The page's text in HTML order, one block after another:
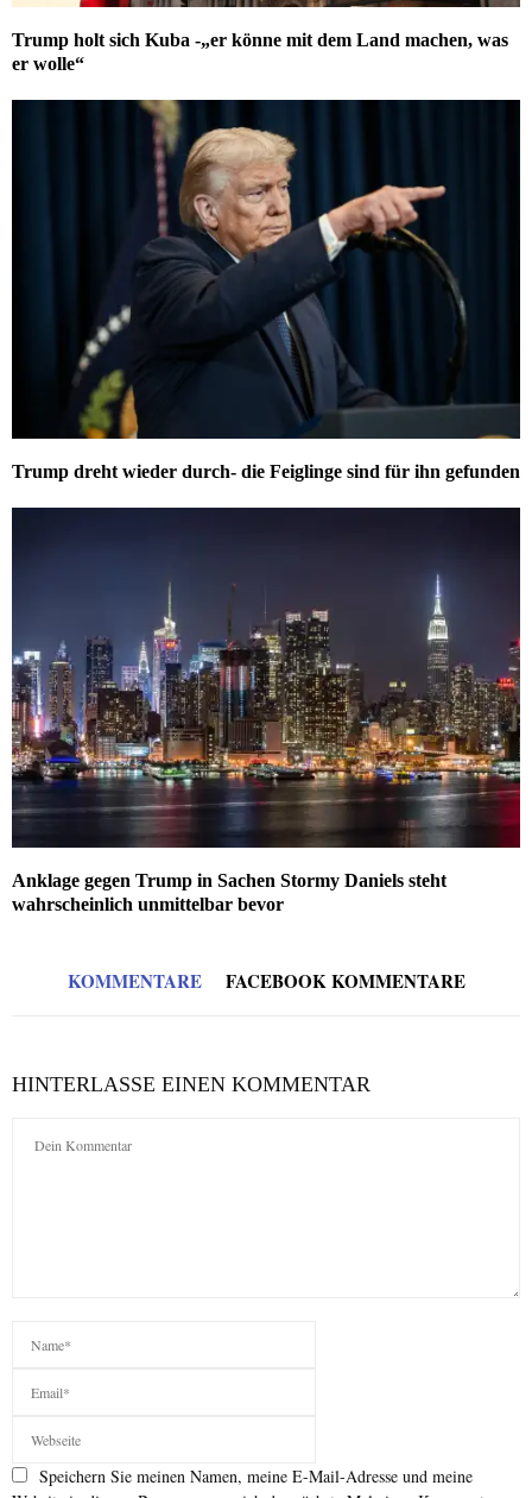
Trump holt sich Kuba -„er könne mit dem Land machen, was
er wolle“
Trump dreht wieder durch- die Feiglinge sind für ihn gefunden
Anklage gegen Trump in Sachen Stormy Daniels steht
wahrscheinlich unmittelbar bevor
KOMMENTARE FACEBOOK KOMMENTARE
HINTERLASSE EINEN KOMMENTAR
Speichern Sie meinen Namen, meine E-Mail-Adresse und meine